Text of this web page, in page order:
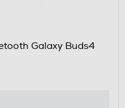
Galaxy Buds4